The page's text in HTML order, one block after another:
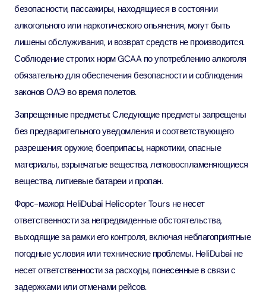
безопасности, пассажиры, находящиеся в состоянии
алкогольного или наркотического опьянения, могут быть
лишены обслуживания, и возврат средств не производится.
Соблюдение строгих норм GCAA по употреблению алкоголя
обязательно для обеспечения безопасности и соблюдения
законов ОАЭ во время полетов.
Запрещенные предметы: Следующие предметы запрещены
без предварительного уведомления и соответствующего
разрешения: оружие, боеприпасы, наркотики, опасные
материалы, взрывчатые вещества, легковоспламеняющиеся
вещества, литиевые батареи и пропан.
Форс-мажор: HeliDubai Helicopter Tours не несет
ответственности за непредвиденные обстоятельства,
выходящие за рамки его контроля, включая неблагоприятные
погодные условия или технические проблемы. HeliDubai не
несет ответственности за расходы, понесенные в связи с
задержками или отменами рейсов.